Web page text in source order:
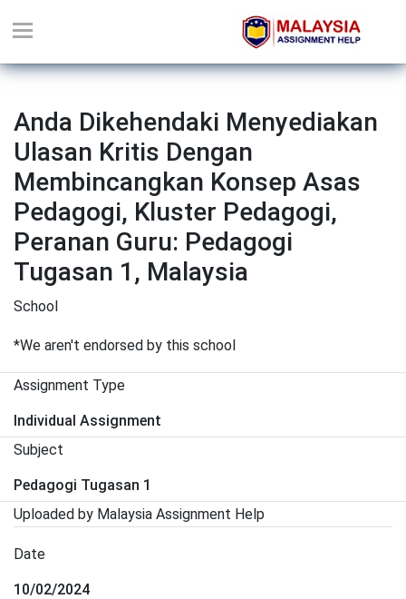
Anda Dikehendaki Menyediakan
Ulasan Kritis Dengan
Membincangkan Konsep Asas
Pedagogi, Kluster Pedagogi,
Peranan Guru: Pedagogi
Tugasan 1, Malaysia
School
*We aren't endorsed by this school
Assignment Type
Individual Assignment
Subject
Pedagogi Tugasan 1
Uploaded by Malaysia Assignment Help
Date
10/02/2024